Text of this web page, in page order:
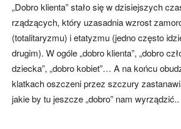
„Dobro klienta” stało się w dzisiejszych
rządzących, który uzasadnia wzrost
(totalitaryzmu) i etatyzmu (jedno często
drugim). W ogóle „dobro klienta”, „dobro
dziecka”, „dobro kobiet”… A na końcu
klatkach oszczeni przez szczury
jakie by tu jeszcze „dobro” nam wyrządzić..